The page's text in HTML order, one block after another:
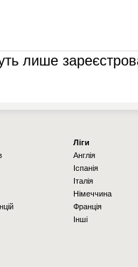
лише
Ліги
Англія
Іспанія
Італія
Німеччина
Франція
Інші